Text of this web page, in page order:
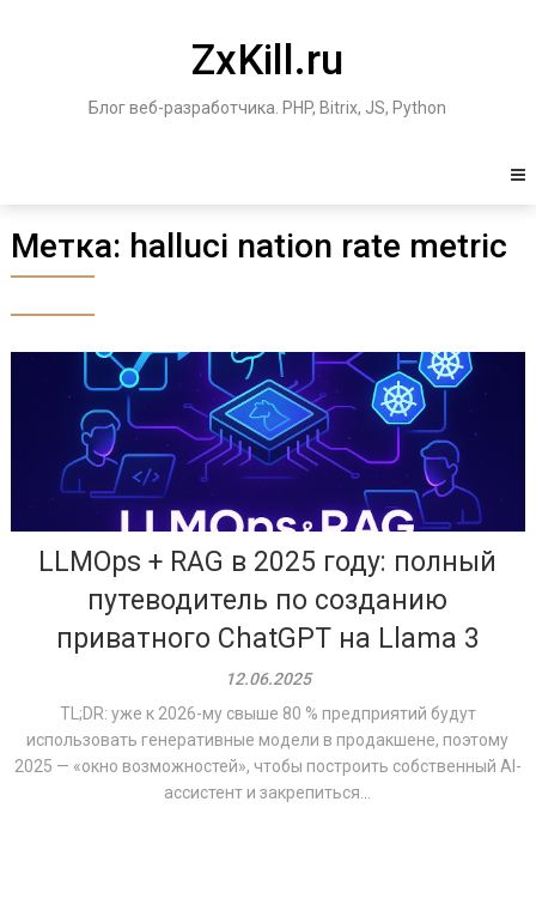
ZxKill.ru
Блог веб-разработчика. PHP, Bitrix, JS, Python
Метка: halluci­ nation rate metric
LLMOps + RAG в 2025 году: полный
путеводитель по созданию
приватного ChatGPT на Llama 3
12.06.2025
TL;DR: уже к 2026-му свыше 80 % предприятий будут
использовать генеративные модели в продакшене, поэтому
2025 — «окно возможностей», чтобы построить собственный AI-
ассистент и закрепиться...